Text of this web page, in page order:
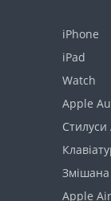
iPhone
iPad
Watch
Apple
Змішана
Apple